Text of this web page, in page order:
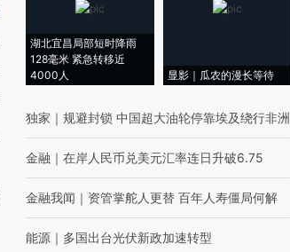
湖北宜昌局部短时降雨
128毫米 紧急转移近
4000人
显影｜瓜农的漫长等待
独家 ｜ 规避封锁 中国超大油轮停靠埃及绕行非洲
金融 ｜ 在岸人民币兑美元汇率连日升破6.75
金融我闻 ｜ 资管掌舵人更替 百年人寿僵局何解
能源 ｜ 多国出台光伏新政加速转型